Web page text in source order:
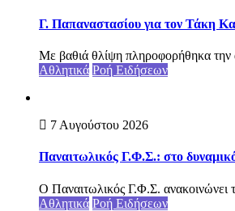
Γ. Παπαναστασίου για τον Τάκη
Με βαθιά θλίψη πληροφορήθηκα
Αθλητικά Ροή Ειδήσεων
7 Αυγούστου 2026
Παναιτωλικός Γ.Φ.Σ.: στο
Ο Παναιτωλικός Γ.Φ.Σ. ανακοινώνει
Αθλητικά Ροή Ειδήσεων